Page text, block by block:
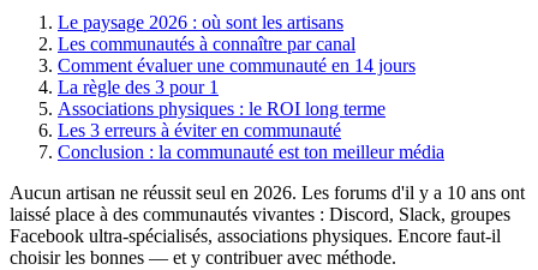
Le paysage 2026 : où sont les artisans
Les communautés à connaître par canal
Comment évaluer une communauté en 14 jours
La règle des 3 pour 1
Associations physiques : le ROI long terme
Les 3 erreurs à éviter en communauté
Conclusion : la communauté est ton meilleur média
Aucun artisan ne réussit seul en 2026. Les forums d'il y a 10 ans ont
laissé place à des communautés vivantes : Discord, Slack, groupes
Facebook ultra-spécialisés, associations physiques. Encore faut-il
choisir les bonnes — et y contribuer avec méthode.